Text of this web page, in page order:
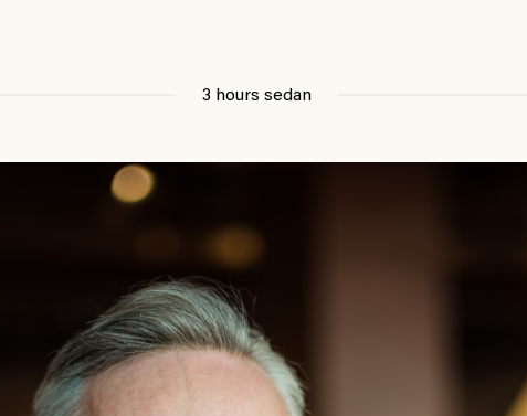
3 hours sedan